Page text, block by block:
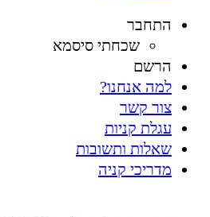
התחבר
שכחתי סיסמא
הרשם
למה אנחנו?
צור קשר
עגלת קניות
שאלות ותשובות
מדריכי קניה